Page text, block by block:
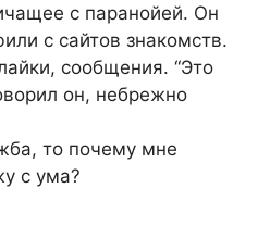
с паранойей. Он
с сайтов знакомств.
сообщения. “Это
он, небрежно
то почему мне
с ума?